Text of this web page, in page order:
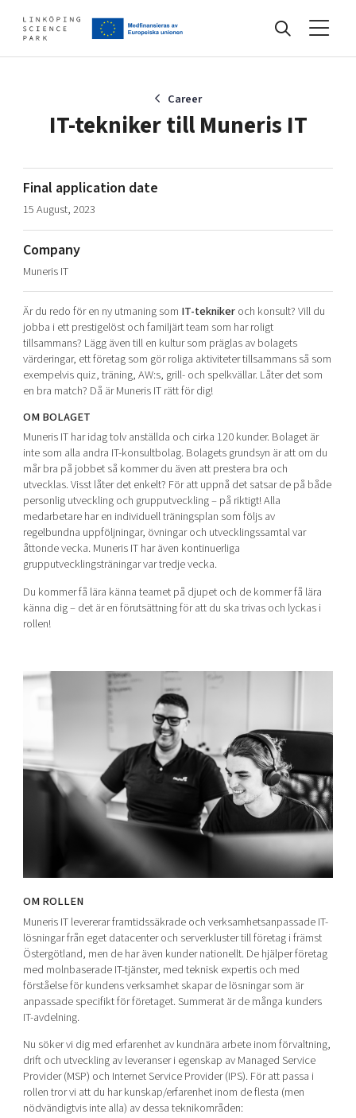
Artificial intelligence
Cybersecurity
Internet of Things
Global talent
Visual technologies
Shaping cities and regions
Bright East
East Sweden Tech Women
Reversed mentorship
Current offers and activities
Develop your company
Upgrade your skills & master new ones
Tech startups
Upscaling
Talent & skills
Startup & industry collaboration
Offers to boost your business
Funding opportunities
About
Our story, mission & vision
Our community of companies
Projects
Publications
Project toolbox
Our clusters
Reach out to us
Locations
40 years anniversary
Today's lunch in Mjärdevi
Career
IT-tekniker till Muneris IT
Final application date
15 August, 2023
Company
Muneris IT
Är du redo för en ny utmaning som IT-teknikeroch konsult? Vill du
jobba i ett prestigelöst och familjärt team som har roligt
tillsammans? Lägg även till en kultur som präglas av bolagets
värderingar, ett företag som gör roliga aktiviteter tillsammans så som
exempelvis quiz, träning, AW:s, grill- och spelkvällar. Låter det som
en bra match? Då är Muneris IT rätt för dig!
OM BOLAGET
Muneris IT har idag tolv anställda och cirka 120 kunder. Bolaget är
inte som alla andra IT-konsultbolag. Bolagets grundsyn är att om du
mår bra på jobbet så kommer du även att prestera bra och
utvecklas. Visst låter det enkelt? För att uppnå det satsar de på både
personlig utveckling och grupputveckling – på riktigt! Alla
medarbetare har en individuell träningsplan som följs av
regelbundna uppföljningar, övningar och utvecklingssamtal var
åttonde vecka. Muneris IT har även kontinuerliga
grupputvecklingsträningar var tredje vecka.
Du kommer få lära känna teamet på djupet och de kommer få lära
känna dig – det är en förutsättning för att du ska trivas och lyckas i
rollen!
OM ROLLEN
Muneris IT levererar framtidssäkrade och verksamhetsanpassade IT-
lösningar från eget datacenter och serverkluster till företag i främst
Östergötland, men de har även kunder nationellt. De hjälper företag
med molnbaserade IT-tjänster, med teknisk expertis och med
förståelse för kundens verksamhet skapar de lösningar som är
anpassade specifikt för företaget. Summerat är de många kunders
IT-avdelning.
Nu söker vi dig med erfarenhet av kundnära arbete inom förvaltning,
drift och utveckling av leveranser i egenskap av Managed Service
Provider (MSP) och Internet Service Provider (IPS). För att passa i
rollen tror vi att du har kunskap/erfarenhet inom de flesta (men
nödvändigtvis inte alla) av dessa teknikområden: